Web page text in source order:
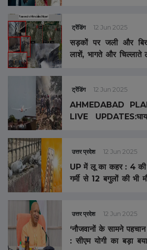
ट्रेंडिंग 12 Jun 2025
सड़कों पर जली और
लाशें, भागते और चिल्लाते
वीडियो
ट्रेंडिंग 12 Jun 2025
AHMEDABAD
LIVE
उत्तर प्रदेश 12 Jun 2025
UP में लू का कहर : 4 की
गर्मी से 12 बगुलों की भी
उत्तर प्रदेश 12 Jun 2025
‘नौजवानों के सामने
: सीएम योगी का बड़ा